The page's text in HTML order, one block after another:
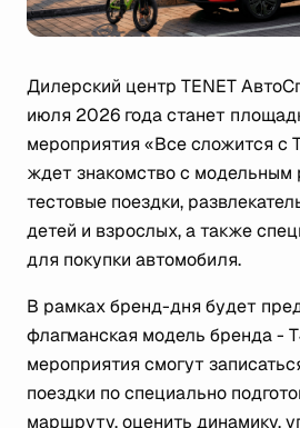
Дилерский центр TENET
июля 2026 года станет
мероприятия «Все сложится с
ждет знакомство с модельным
тестовые поездки,
детей и взрослых, а также
для покупки автомобиля.
В рамках бренд-дня будет
флагманская модель бренда -
мероприятия смогут
поездки по специально
маршруту, оценить динамику,